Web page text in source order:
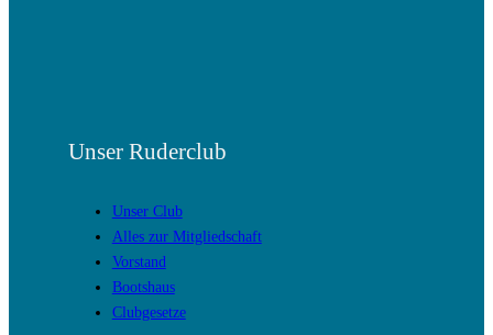
Unser Ruderclub
Unser Club
Alles zur Mitgliedschaft
Vorstand
Bootshaus
Clubgesetze